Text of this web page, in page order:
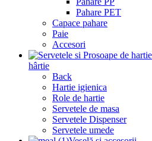
Pahare PET
Capace pahare
Paie
Accesori
hârtie
Back
Hartie igienica
Role de hartie
Servetele de masa
Servetele Dispenser
Servetele umede